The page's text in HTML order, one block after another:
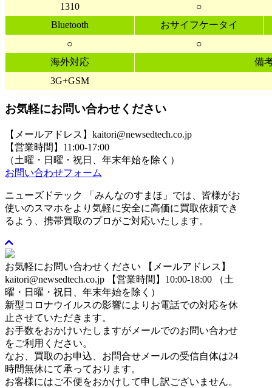
1310
○
Bluetooth
おサイフケータイ
○
○
海外対応
備
3G+GSM
お気軽にお問い合わせください
【メールアドレス】kaitori@newsedtech.co.jp
【営業時間】11:00-17:00
（土曜・日曜・祝日、年末年始を除く）
お問い合わせフォーム
ニューズドテック 「みんなのすまほ」では、皆様がお
使いのスマホをより気軽に安全に高価に買取依頼でき
るよう、携帯買取のプロがご対応いたします。
お気軽にお問い合わせください
【メールアドレス】
kaitori@newsedtech.co.jp
【営業時間】10:00-18:00 （土
曜・日曜・祝日、年末年始を除く）
新型コロナウイルスの影響によりお電話での対応を休
止させていただきます。
お手数をおかけいたしますがメールでのお問い合わせ
をご利用ください。
なお、買取のお申込、お問合せメールの受信自体は24
時間無休にて承っております。
お客様にはご不便をおかけして申し訳ございません。